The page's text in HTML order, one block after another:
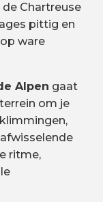
Chartreuse
pittig en
ware
Alpen gaat
om je
ritme,